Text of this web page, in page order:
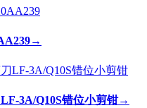
→
3A/Q10S错位小剪钳→